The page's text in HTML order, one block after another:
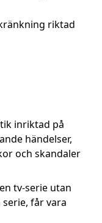
riktad
inriktad på
händelser,
och skandaler
tv-serie utan
får vara